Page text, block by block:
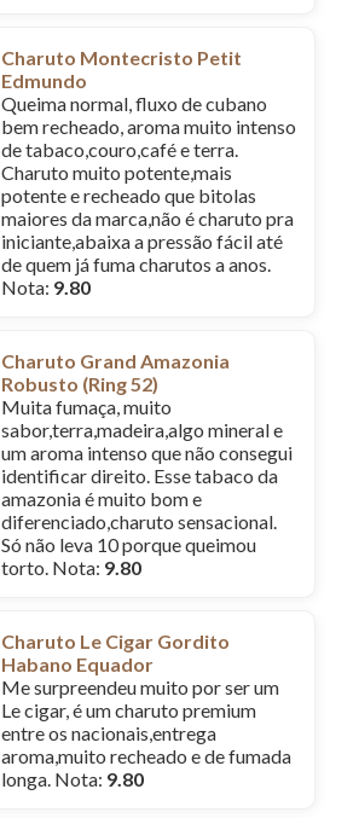
Charuto Montecristo Petit
Edmundo
Queima normal, fluxo de cubano
bem recheado, aroma muito intenso
de tabaco,couro,café e terra.
Charuto muito potente,mais
potente e recheado que bitolas
maiores da marca,não é charuto pra
iniciante,abaixa a pressão fácil até
de quem já fuma charutos a anos.
Nota: 9.80
Charuto Grand Amazonia
Robusto (Ring 52)
Muita fumaça, muito
sabor,terra,madeira,algo mineral e
um aroma intenso que não consegui
identificar direito. Esse tabaco da
amazonia é muito bom e
diferenciado,charuto sensacional.
Só não leva 10 porque queimou
torto. Nota: 9.80
Charuto Le Cigar Gordito
Habano Equador
Me surpreendeu muito por ser um
Le cigar, é um charuto premium
entre os nacionais,entrega
aroma,muito recheado e de fumada
longa. Nota: 9.80